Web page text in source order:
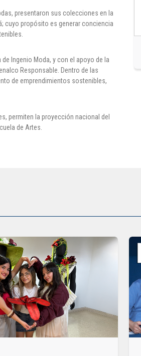
presentaron sus colecciones en la
cuyo propósito es generar conciencia
Ingenio Moda, y con el apoyo de la
Responsable. Dentro de las
de emprendimientos sostenibles,
permiten la proyección nacional del
de Artes.